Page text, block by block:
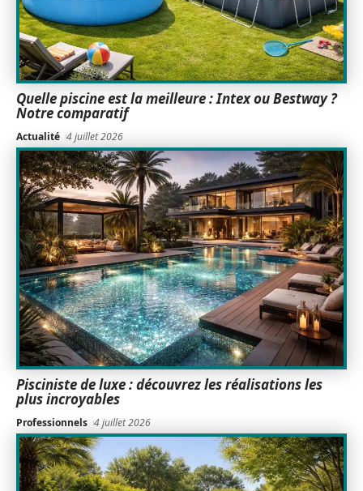
Quelle piscine est la meilleure : Intex ou Bestway ?
Notre comparatif
Actualité 4 juillet 2026
Pisciniste de luxe : découvrez les réalisations les
plus incroyables
Professionnels 4 juillet 2026